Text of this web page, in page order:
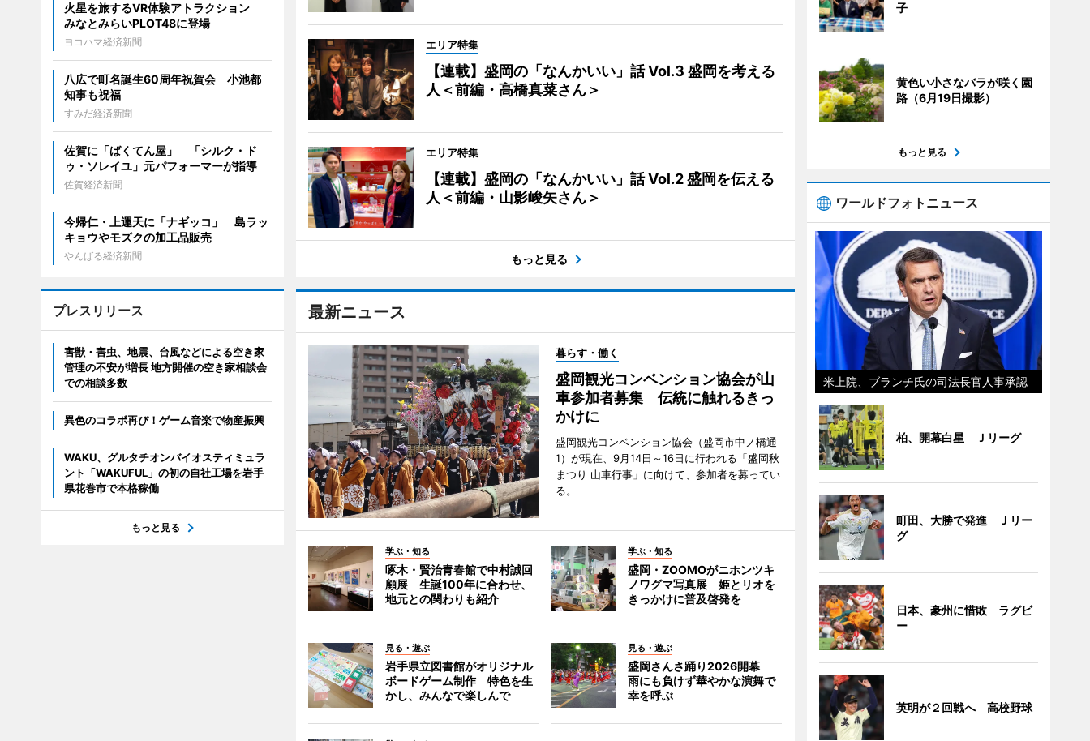
エリア特集
【連載】盛岡の「なんかいい」話 Vol.3 盛岡を考える
人＜前編・高橋真菜さん＞
エリア特集
【連載】盛岡の「なんかいい」話 Vol.2 盛岡を伝える
人＜前編・山影峻矢さん＞
もっと見る
最新ニュース
暮らす・働く
盛岡観光コンベンション協会が山
車参加者募集 伝統に触れるきっ
かけに
盛岡観光コンベンション協会（盛岡市中ノ橋通
1）が現在、9月14日～16日に行われる「盛岡秋
まつり 山車行事」に向けて、参加者を募ってい
る。
学ぶ・知る
啄木・賢治青春館で中村誠回
顧展 生誕100年に合わせ、
地元との関わりも紹介
学ぶ・知る
盛岡・ZOOMOがニホンツキ
ノワグマ写真展 姫とリオを
きっかけに普及啓発を
見る・遊ぶ
岩手県立図書館がオリジナル
ボードゲーム制作 特色を生
かし、みんなで楽しんで
見る・遊ぶ
盛岡さんさ踊り2026開幕
雨にも負けず華やかな演舞で
幸を呼ぶ
火星を旅するVR体験アトラクション
みなとみらいPLOT48に登場
ヨコハマ経済新聞
八広で町名誕生60周年祝賀会 小池都
知事も祝福
すみだ経済新聞
佐賀に「ばくてん屋」 「シルク・ド
ゥ・ソレイユ」元パフォーマーが指導
佐賀経済新聞
今帰仁・上運天に「ナギッコ」 島ラッ
キョウやモズクの加工品販売
やんばる経済新聞
プレスリリース
害獣・害虫、地震、台風などによる空き家
管理の不安が増長 地方開催の空き家相談会
での相談多数
異色のコラボ再び！ゲーム音楽で物産振興
WAKU、グルタチオンバイオスティミュラ
ント「WAKUFUL」の初の自社工場を岩手
県花巻市で本格稼働
もっと見る
子
黄色い小さなバラが咲く園
路（6月19日撮影）
もっと見る
ワールドフォトニュース
米上院、ブランチ氏の司法長官人事承認
柏、開幕白星 Ｊリーグ
町田、大勝で発進 Ｊリー
グ
日本、豪州に惜敗 ラグビ
ー
英明が２回戦へ 高校野球